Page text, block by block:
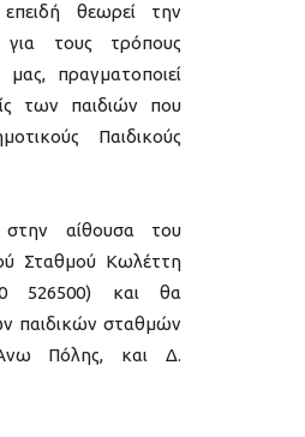
θεωρεί την
για τους τρόπους
πραγματοποιεί
των παιδιών που
Παιδικούς
αίθουσα του
Σταθμού Κωλέττη
526500) και θα
παιδικών σταθμών
Πόλης, και Δ.